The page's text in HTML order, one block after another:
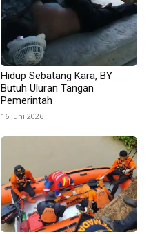
Hidup Sebatang Kara, BY
Butuh Uluran Tangan
Pemerintah
16 Juni 2026